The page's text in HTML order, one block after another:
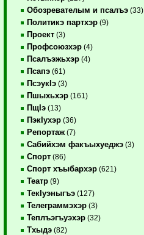
Обозревателым и псалъэ (33)
Политикэ партхэр (9)
Проект (3)
Профсоюзхэр (4)
Псалъэжьхэр (4)
Псапэ (61)
ПсэукIэ (3)
Пшыхьхэр (161)
ПщIэ (13)
ПэкIухэр (36)
Репортаж (7)
Сабийхэм факъыхуеджэ (3)
Спорт (86)
Спорт хъыбархэр (621)
Театр (9)
ТекIуэныгъэ (127)
Телеграммэхэр (3)
Теплъэгъуэхэр (32)
Тхыдэ (82)